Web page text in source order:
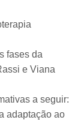
fases da
e Viana
a seguir:
adaptação ao